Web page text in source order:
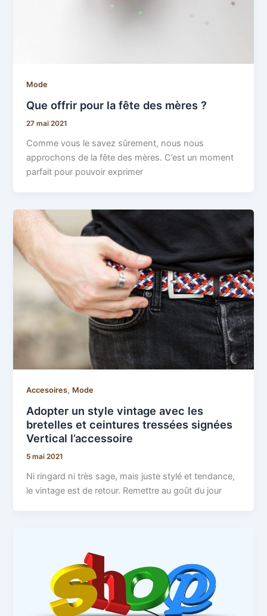
Mode
Que offrir pour la fête des mères ?
27 mai 2021
Comme vous le savez sûrement, nous nous
approchons de la fête des mères. C’est un moment
parfait pour pouvoir exprimer
Accesoires, Mode
Adopter un style vintage avec les
bretelles et ceintures tressées signées
Vertical l’accessoire
5 mai 2021
Ni ringard ni très sage, mais juste stylé et tendance,
le vintage est de retour. Remettre au goût du jour